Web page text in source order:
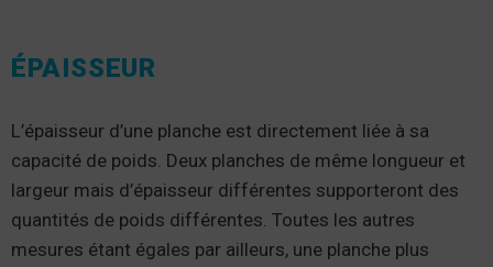
ÉPAISSEUR
L’épaisseur d’une planche est directement liée à sa
capacité de poids. Deux planches de même longueur et
largeur mais d’épaisseur différentes supporteront des
quantités de poids différentes. Toutes les autres
mesures étant égales par ailleurs, une planche plus